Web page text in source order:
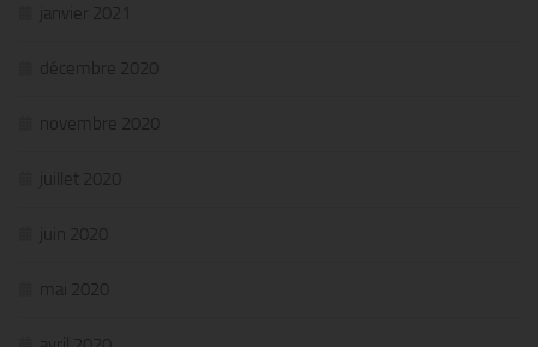
janvier 2021
décembre 2020
novembre 2020
juillet 2020
juin 2020
mai 2020